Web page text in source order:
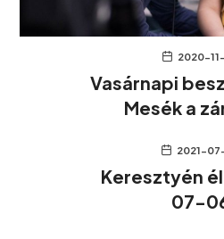
2020-
Vasárnapi
Mesék a
2021-
Keresztyén
07-